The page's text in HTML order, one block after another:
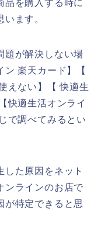
品を購入する時に
ます。
題が解決しない場
ン 楽天カード】【
えない】【 快適生
快適生活オンライ
で調べてみるとい
た原因をネット
ンラインのお店で
が特定できると思